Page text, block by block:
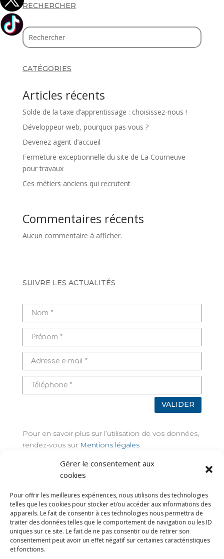
Gérer le consentement aux
cookies
Pour offrir les meilleures expériences, nous utilisons des technologies
telles que les cookies pour stocker et/ou accéder aux informations des
appareils. Le fait de consentir à ces technologies nous permettra de
traiter des données telles que le comportement de navigation ou les ID
uniques sur ce site. Le fait de ne pas consentir ou de retirer son
consentement peut avoir un effet négatif sur certaines caractéristiques
et fonctions.
RECHERCHER
CATÉGORIES
Articles récents
Solde de la taxe d’apprentissage : choisissez-nous !
Développeur web, pourquoi pas vous ?
Devenez agent d’accueil
Fermeture exceptionnelle du site de La Courneuve
pour travaux
Ces métiers anciens qui recrutent
Commentaires récents
Aucun commentaire à afficher.
SUIVRE LES ACTUALITÉS
VALIDER
Pour en savoir plus sur l’utilisation de vos données,
rendez-vous sur Mentions légales